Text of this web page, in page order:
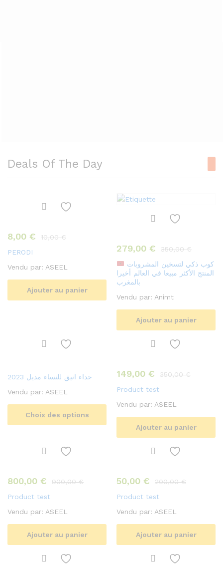
Deals Of The Day
8,00 € 10,00€
PERODI
Vendu par: ASEEL
Ajouter au panier
279,00 € 350,00€
كوب ذكي لتسخين المشروبات
المنتج الأكثر مبيعا في العالم أخيرا
بالمغرب
Vendu par: Animt
Ajouter au panier
حداء انيق للنساء مديل 2023
Vendu par: ASEEL
Choix des options
149,00 € 350,00€
Product test
Vendu par: ASEEL
Ajouter au panier
800,00 € 900,00€
Product test
Vendu par: ASEEL
Ajouter au panier
50,00 € 200,00€
Product test
Vendu par: ASEEL
Ajouter au panier